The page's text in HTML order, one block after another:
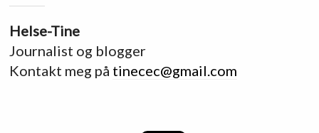
Helse-Tine
Journalist og blogger
Kontakt meg på tinecec@gmail.com